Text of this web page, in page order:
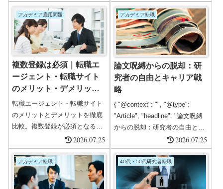
ひな形4種類を紹介。
大切なポイントを網羅。
アカデミア雇用問題
複数登録は必須｜転職エ
ージェント・転職サイト
のメリット・デメリット
とハイクラス転職成功事
例
転職エージェント・転職サイト
のメリットとデメリットを徹底
比較。複数登録が必須となる理
由、ハイクラス転職・理系転職
の成功事例、外資系・管理職向
けの年収アップ戦略を20,000字
で網羅。JACリクルートメン
ト、ビズリーチ、シンシアード
2026.07.25
アカデミア転職
論文呪縛からの脱却：研
究者の自由とキャリア戦
略
{ "@context": "", "@type":
"Article", "headline": "論文呪縛
からの脱却：研究者の自由とキ
ャリア戦略", "description": "ア
カデミアの論文呪縛から解放さ
れ、精神的自由・仕事の裁量・
生活安定・収入アップを実現し
た研究者の事例紹介。社会科
2026.07.25
アカデミア転職 40代・50代研究者転職